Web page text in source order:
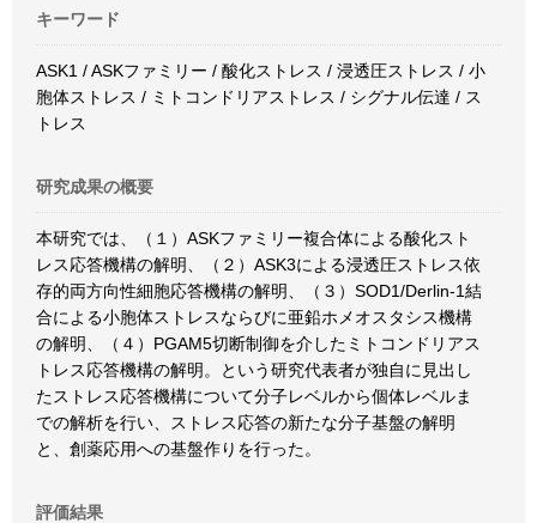
キーワード
ASK1 / ASKファミリー / 酸化ストレス / 浸透圧ストレス / 小
胞体ストレス / ミトコンドリアストレス / シグナル伝達 / ス
トレス
研究成果の概要
本研究では、（１）ASKファミリー複合体による酸化スト
レス応答機構の解明、（２）ASK3による浸透圧ストレス依
存的両方向性細胞応答機構の解明、（３）SOD1/Derlin-1結
合による小胞体ストレスならびに亜鉛ホメオスタシス機構
の解明、（４）PGAM5切断制御を介したミトコンドリアス
トレス応答機構の解明。という研究代表者が独自に見出し
たストレス応答機構について分子レベルから個体レベルま
での解析を行い、ストレス応答の新たな分子基盤の解明
と、創薬応用への基盤作りを行った。
評価結果